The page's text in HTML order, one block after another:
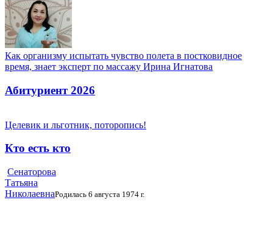
Как организму испытать чувство полета в постковидное
время, знает эксперт по массажу Ирина Игнатова
Абитуриент 2026
Целевик и льготник, поторопись!
Кто есть кто
Сенаторова
Татьяна
НиколаевнаРодилась 6 августа 1974 г.